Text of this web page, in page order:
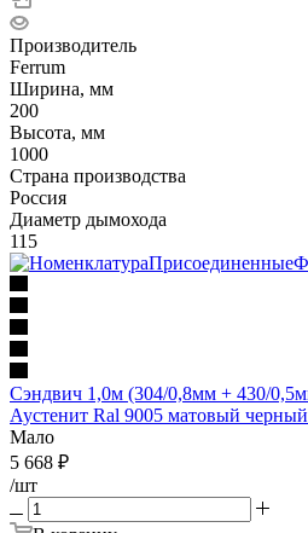
Производитель
Ferrum
Ширина, мм
200
Высота, мм
1000
Страна производства
Россия
Диаметр дымохода
115
Сэндвич 1,0м (304/0,8мм + 430/
Аустенит Ral 9005 матовый
Мало
5 668 ₽
/шт